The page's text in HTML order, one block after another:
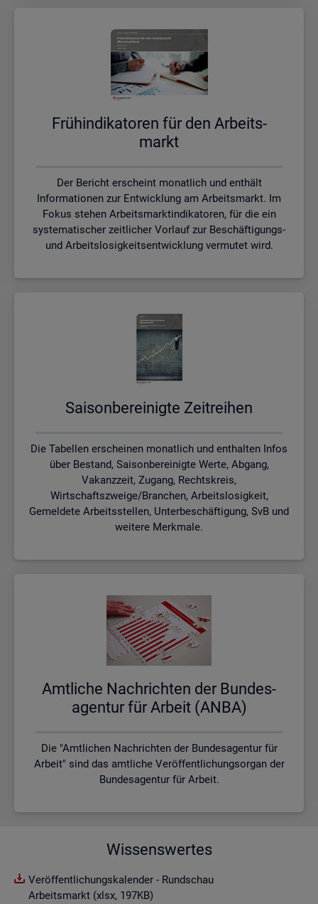
Früh­in­di­ka­to­ren für den Ar­beits­
markt
Der Bericht erscheint monatlich und enthält
Informationen zur Entwicklung am Arbeitsmarkt. Im
Fokus stehen Arbeitsmarktindikatoren, für die ein
systematischer zeitlicher Vorlauf zur Beschäftigungs-
und Arbeitslosigkeitsentwicklung vermutet wird.
Sai­son­be­rei­nig­te Zeit­rei­hen
Die Tabellen erscheinen monatlich und enthalten Infos
über Bestand, Saisonbereinigte Werte, Abgang,
Vakanzzeit, Zugang, Rechtskreis,
Wirtschaftszweige/Branchen, Arbeitslosigkeit,
Gemeldete Arbeitsstellen, Unterbeschäftigung, SvB und
weitere Merkmale.
Amt­li­che Nach­rich­ten der Bun­des­
agen­tur für Ar­beit (ANBA)
Die "Amtlichen Nachrichten der Bundesagentur für
Arbeit" sind das amtliche Veröffentlichungsorgan der
Bundesagentur für Arbeit.
Wissenswertes
Veröffentlichungskalender - Rundschau
Arbeitsmarkt (xlsx, 197KB)